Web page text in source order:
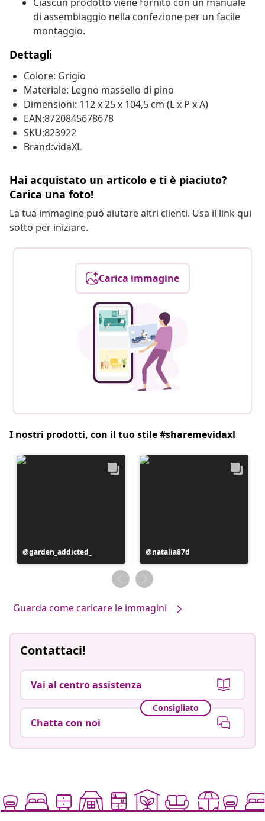
di assemblaggio nella confezione per un facile
montaggio.
Dettagli
Colore: Grigio
Materiale: Legno massello di pino
Dimensioni: 112 x 25 x 104,5 cm (L x P x A)
EAN:8720845678678
SKU:823922
Brand:vidaXL
Hai acquistato un articolo e ti è piaciuto?
Carica una foto!
La tua immagine può aiutare altri clienti. Usa il link qui
sotto per iniziare.
Carica immagine
I nostri prodotti, con il tuo stile #sharemevidaxl
Post
pubblicato
garden_addicted_
Post
pubblicato
da
natalia87d
Guarda come caricare le immagini
Contattaci!
Vai al centro assistenza
Consigliato
Chatta con noi